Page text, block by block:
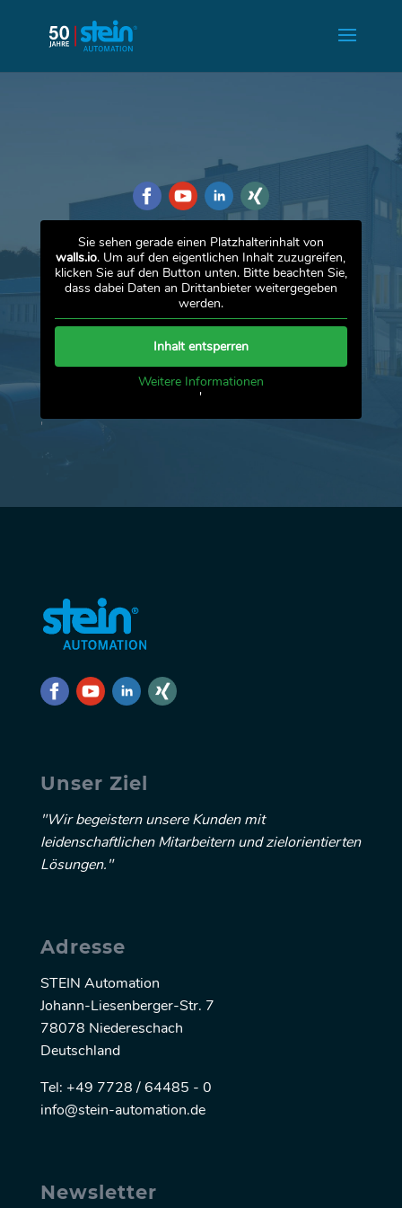
Sie sehen gerade einen Platzhalterinhalt von
walls.io. Um auf den eigentlichen Inhalt zuzugreifen,
klicken Sie auf den Button unten. Bitte beachten Sie,
dass dabei Daten an Drittanbieter weitergegeben
werden.
Inhalt entsperren
Weitere Informationen
'
'
Unser Ziel
"Wir begeistern unsere Kunden mit
leidenschaftlichen Mitarbeitern und zielorientierten
Lösungen."
Adresse
STEIN Automation
Johann-Liesenberger-Str. 7
78078 Niedereschach
Deutschland
Tel: +49 7728 / 64485 - 0
info@stein-automation.de
Newsletter